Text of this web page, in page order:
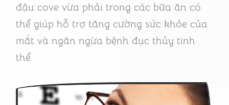
đậu cove vừa phải trong các bữa ăn có
thể giúp hỗ trợ tăng cường sức khỏe của
mắt và ngăn ngừa bệnh đục thủy tinh
thể.